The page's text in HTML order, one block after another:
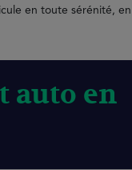
en toute sérénité,
auto en